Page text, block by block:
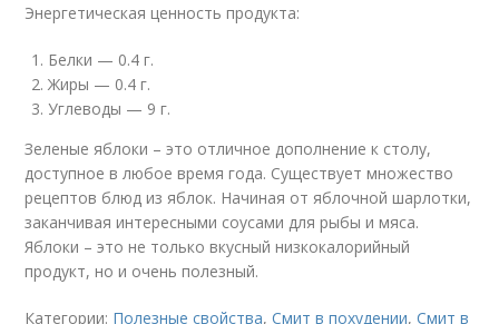
Энергетическая ценность продукта:
Белки — 0.4 г.
Жиры — 0.4 г.
Углеводы — 9 г.
Зеленые яблоки – это отличное дополнение к столу,
доступное в любое время года. Существует множество
рецептов блюд из яблок. Начиная от яблочной шарлотки,
заканчивая интересными соусами для рыбы и мяса.
Яблоки – это не только вкусный низкокалорийный
продукт, но и очень полезный.
Категории: Полезные свойства,Смит в похудении,Смит в